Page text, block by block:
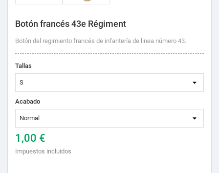
Botón francés 43e Régiment
Botón del regimiento francés de infantería de linea número 43.
Tallas
Acabado
1,00 €
Impuestos incluidos